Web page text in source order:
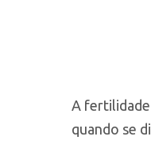
A fertilidade
quando se